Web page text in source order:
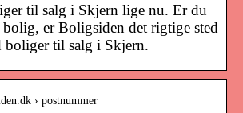
til salg i Skjern lige nu. Er du
bolig, er Boligsiden det rigtige sted
boliger til salg i Skjern.
› postnummer